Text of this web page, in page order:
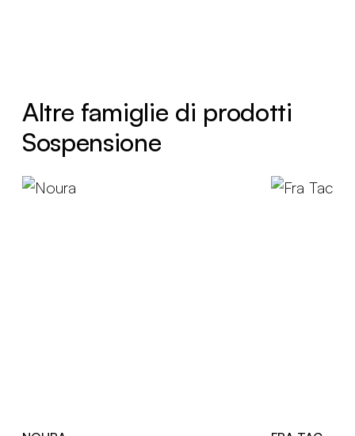
Altre famiglie di prodotti
Sospensione